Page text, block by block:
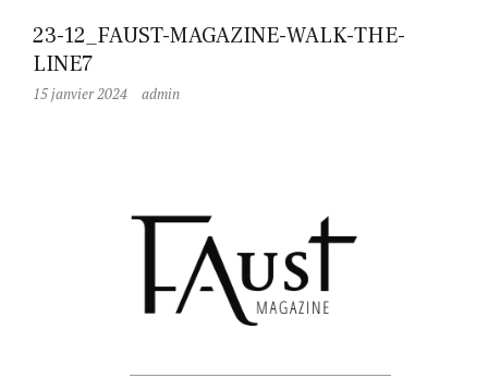
23-12_FAUST-MAGAZINE-WALK-THE-
LINE7
15 janvier 2024 admin